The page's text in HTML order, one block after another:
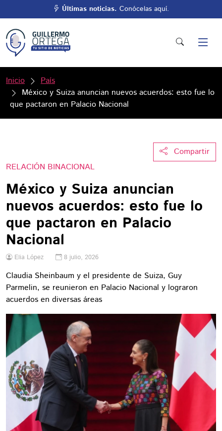
Últimas noticias. Conócelas aquí.
Inicio
País
México y Suiza anuncian nuevos acuerdos: esto fue lo
que pactaron en Palacio Nacional
Compartir
RELACIÓN BINACIONAL
México y Suiza anuncian
nuevos acuerdos: esto fue lo
que pactaron en Palacio
Nacional
Elia López 8 julio, 2026
Claudia Sheinbaum y el presidente de Suiza, Guy
Parmelin, se reunieron en Palacio Nacional y lograron
acuerdos en diversas áreas